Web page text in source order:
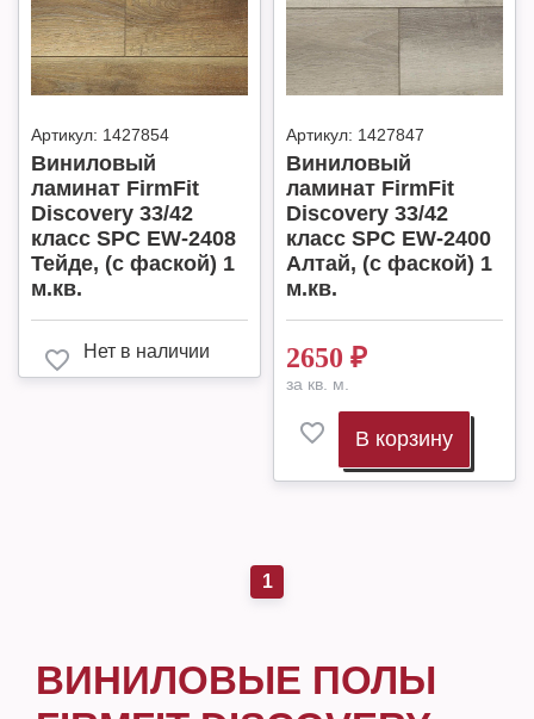
Артикул: 1427854
Виниловый
ламинат FirmFit
Discovery 33/42
класс SPC EW-2408
Тейде, (с фаской) 1
м.кв.
Нет в наличии
Артикул: 1427847
Виниловый
ламинат FirmFit
Discovery 33/42
класс SPC EW-2400
Алтай, (с фаской) 1
м.кв.
2650 ₽
за кв. м.
В корзину
1
ВИНИЛОВЫЕ ПОЛЫ